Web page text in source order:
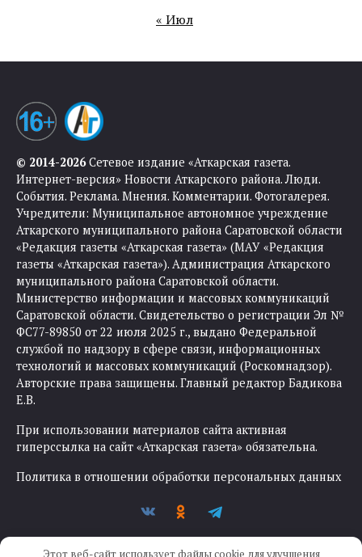
« Июл
© 2014-2026Сетевое издание «Аткарская газета.
Интернет-версия» Новости Аткарского района. Люди.
События. Реклама. Мнения. Комментарии. Фотогалерея.
Учредители: Муниципальное автономное учреждение
Аткарского муниципального района Саратовской области
«Редакция газеты «Аткарская газета» (МАУ «Редакция
газеты «Аткарская газета»). Администрация Аткарского
муниципального района Саратовской области.
Министерство информации и массовых коммуникаций
Саратовской области. Свидетельство о регистрации Эл №
ФС77-89850 от 22 июля 2025 г., выдано Федеральной
службой по надзору в сфере связи, информационных
технологий и массовых коммуникаций (Роскомнадзор).
Авторские права защищены. Главный редактор Бадикова
Е.В.
При использовании материалов сайта активная
гиперссылка на сайт «Аткарская газета» обязательна.
Политика в отношении обработки персональных данных
Этот веб-сайт использует файлы cookie для улучшения